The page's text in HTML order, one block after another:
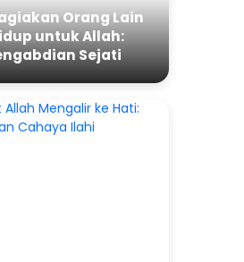
Orang Lain
untuk Allah:
Sejati